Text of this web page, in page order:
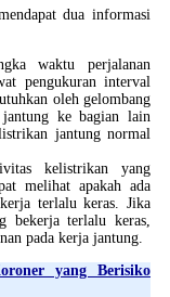
dua informasi
waktu perjalanan
pengukuran interval
oleh gelombang
ke bagian lain
jantung normal
kelistrikan yang
melihat apakah ada
terlalu keras. Jika
bekerja terlalu keras,
pada kerja jantung.
yang Berisiko